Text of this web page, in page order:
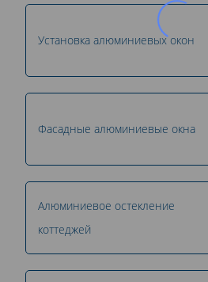
Установка алюминиевых окон
Фасадные алюминиевые окна
Алюминиевое остекление
коттеджей